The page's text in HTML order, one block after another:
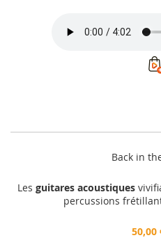
Back in
Les guitares acoustiques
percussions
50,00